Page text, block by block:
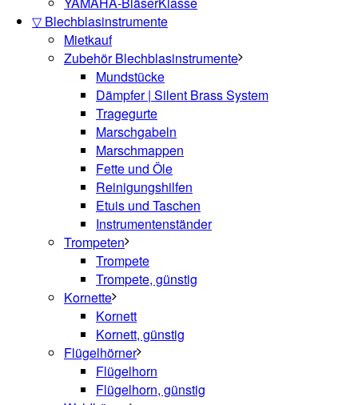
▽ Blechblasinstrumente
Mietkauf
Zubehör Blechblasinstrumente
Mundstücke
Dämpfer | Silent Brass System
Tragegurte
Marschgabeln
Marschmappen
Fette und Öle
Reinigungshilfen
Etuis und Taschen
Instrumentenständer
Trompeten
Trompete
Trompete, günstig
Kornette
Kornett
Kornett, günstig
Flügelhörner
Flügelhorn
Flügelhorn, günstig